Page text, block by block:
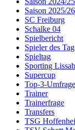
Saison 2025/26
SC Freiburg
Schalke 04
Spielbericht
Spieler des
Spieltag
Sporting
Supercup
Top-3-Umfrage
Trainer
Trainerfrage
Transfers
TSG